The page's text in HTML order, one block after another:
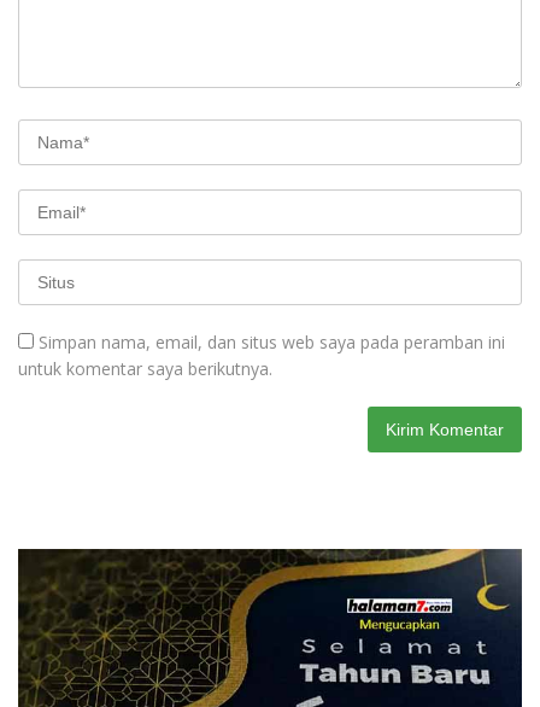
Simpan nama, email, dan situs web saya pada peramban ini
untuk komentar saya berikutnya.